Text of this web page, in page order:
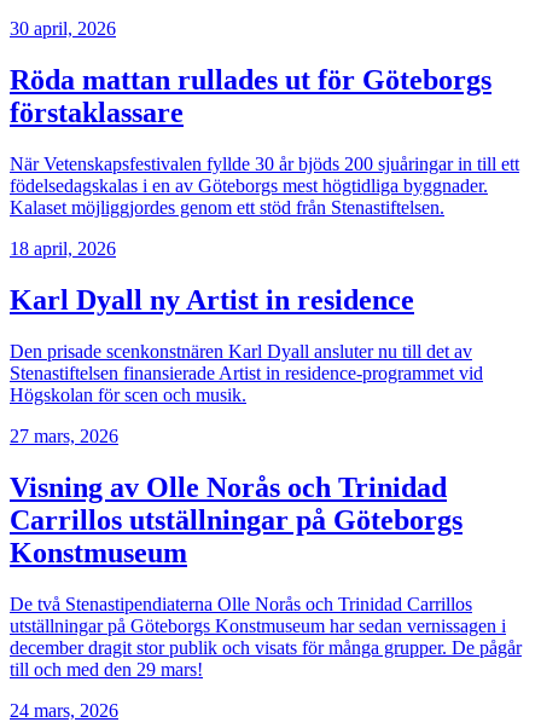
30 april, 2026
Röda mattan rullades ut för Göteborgs
förstaklassare
När Vetenskapsfestivalen fyllde 30 år bjöds 200 sjuåringar in till ett
födelsedagskalas i en av Göteborgs mest högtidliga byggnader.
Kalaset möjliggjordes genom ett stöd från Stenastiftelsen.
18 april, 2026
Karl Dyall ny Artist in residence
Den prisade scenkonstnären Karl Dyall ansluter nu till det av
Stenastiftelsen finansierade Artist in residence-programmet vid
Högskolan för scen och musik.
27 mars, 2026
Visning av Olle Norås och Trinidad
Carrillos utställningar på Göteborgs
Konstmuseum
De två Stenastipendiaterna Olle Norås och Trinidad Carrillos
utställningar på Göteborgs Konstmuseum har sedan vernissagen i
december dragit stor publik och visats för många grupper. De pågår
till och med den 29 mars!
24 mars, 2026